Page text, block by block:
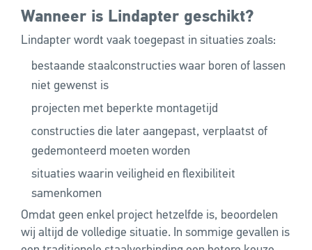
Wanneer is Lindapter geschikt?
Lindapter wordt vaak toegepast in situaties zoals:
bestaande staalconstructies waar boren of lassen
niet gewenst is
projecten met beperkte montagetijd
constructies die later aangepast, verplaatst of
gedemonteerd moeten worden
situaties waarin veiligheid en flexibiliteit
samenkomen
Omdat geen enkel project hetzelfde is, beoordelen
wij altijd de volledige situatie. In sommige gevallen is